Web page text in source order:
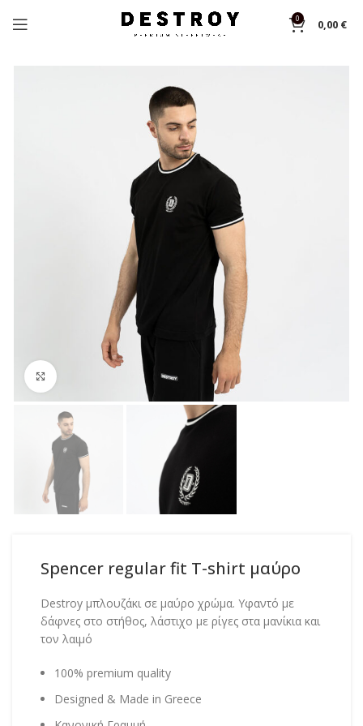
0 0,00 €
T-shirts
Spencer regular fit T-shirt μαύρο
Destroy μπλουζάκι σε μαύρο χρώμα. Υφαντό με
δάφνες στο στήθος, λάστιχο με ρίγες στα μανίκια και
τον λαιμό
100% premium quality
Designed & Made in Greece